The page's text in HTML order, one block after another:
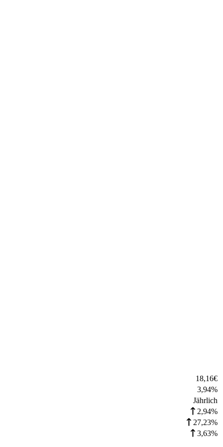
18,16€
3,94%
Jährlich
2,94%
27,23%
3,63%